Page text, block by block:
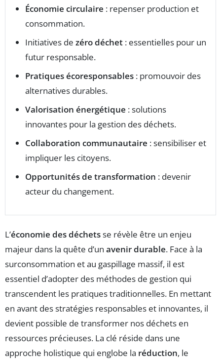
Économie circulaire : repenser production et
consommation.
Initiatives de zéro déchet : essentielles pour un
futur responsable.
Pratiques écoresponsables : promouvoir des
alternatives durables.
Valorisation énergétique : solutions
innovantes pour la gestion des déchets.
Collaboration communautaire : sensibiliser et
impliquer les citoyens.
Opportunités de transformation : devenir
acteur du changement.
L’économie des déchetsse révèle être un enjeu
majeur dans la quête d’un avenir durable. Face à la
surconsommation et au gaspillage massif, il est
essentiel d’adopter des méthodes de gestion qui
transcendent les pratiques traditionnelles. En mettant
en avant des stratégies responsables et innovantes, il
devient possible de transformer nos déchets en
ressources précieuses. La clé réside dans une
approche holistique qui englobe la réduction, le